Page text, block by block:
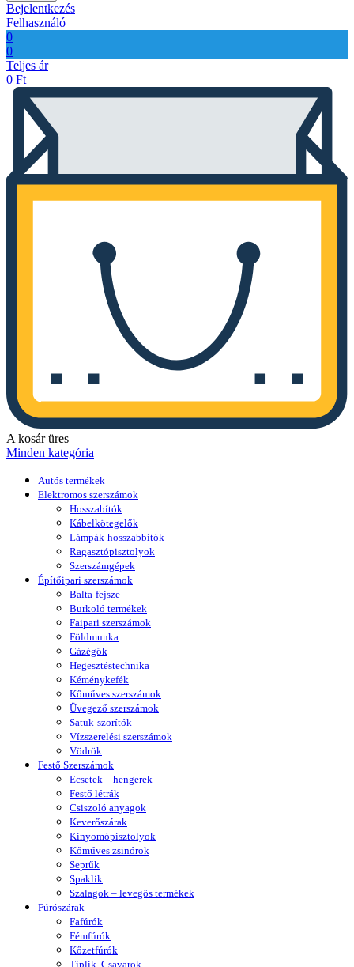
Bejelentkezés
Felhasználó
0
0
Teljes ár
0 Ft
A kosár üres
Minden kategória
Autós termékek
Elektromos szerszámok
Hosszabítók
Kábelkötegelők
Lámpák-hosszabbítók
Ragasztópisztolyok
Szerszámgépek
Építőipari szerszámok
Balta-fejsze
Burkoló termékek
Faipari szerszámok
Földmunka
Gázégők
Hegesztéstechnika
Kéménykefék
Kőműves szerszámok
Üvegező szerszámok
Satuk-szorítók
Vízszerelési szerszámok
Vödrök
Festő Szerszámok
Ecsetek – hengerek
Festő létrák
Csiszoló anyagok
Keverőszárak
Kinyomópisztolyok
Kőműves zsinórok
Seprűk
Spaklik
Szalagok – levegős termékek
Fúrószárak
Fafúrók
Fémfúrók
Kőzetfúrók
Tiplik, Csavarok